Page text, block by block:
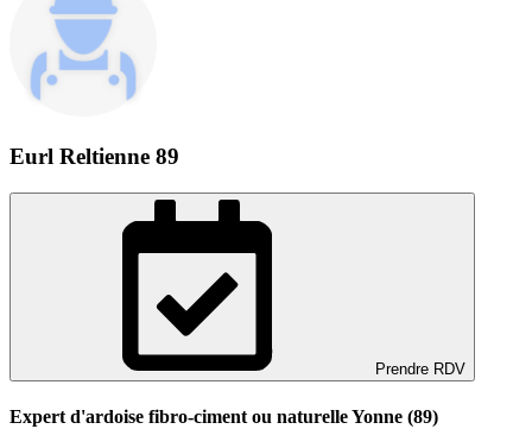
Eurl Reltienne 89
Prendre RDV
Expert d'ardoise fibro-ciment ou naturelle Yonne (89)